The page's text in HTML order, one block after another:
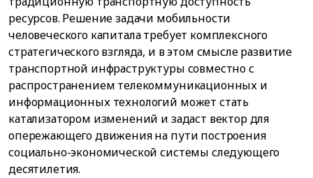
ресурсов. Решение задачи мобильности
человеческого капитала требует комплексного
стратегического взгляда, и в этом смысле развитие
транспортной инфраструктуры совместно с
распространением телекоммуникационных и
информационных технологий может стать
катализатором изменений и задаст вектор для
опережающего движения на пути построения
социально-экономической системы следующего
десятилетия.